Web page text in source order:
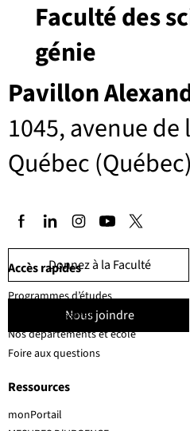
Pavillon
1045, avenue
Québec
Faculté des
génie
Donnez à la Faculté
Nous joindre
Accès rapides
Ressources
Programmes d’études
Corps professoral
Nos départements et école
Foire aux questions
monPortail